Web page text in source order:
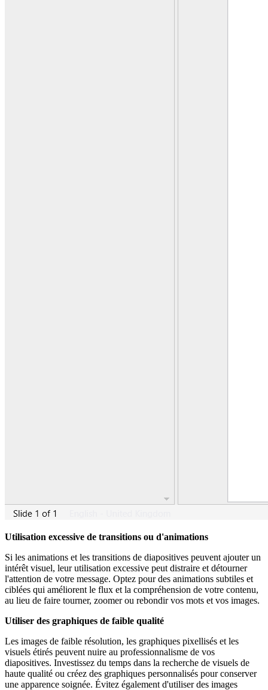
Utilisation excessive de transitions ou d'animations
Si les animations et les transitions de diapositives peuvent ajouter un
intérêt visuel, leur utilisation excessive peut distraire et détourner
l'attention de votre message. Optez pour des animations subtiles et
ciblées qui améliorent le flux et la compréhension de votre contenu,
au lieu de faire tourner, zoomer ou rebondir vos mots et vos images.
Utiliser des graphiques de faible qualité
Les images de faible résolution, les graphiques pixellisés et les
visuels étirés peuvent nuire au professionnalisme de vos
diapositives. Investissez du temps dans la recherche de visuels de
haute qualité ou créez des graphiques personnalisés pour conserver
une apparence soignée. Évitez également d'utiliser des images